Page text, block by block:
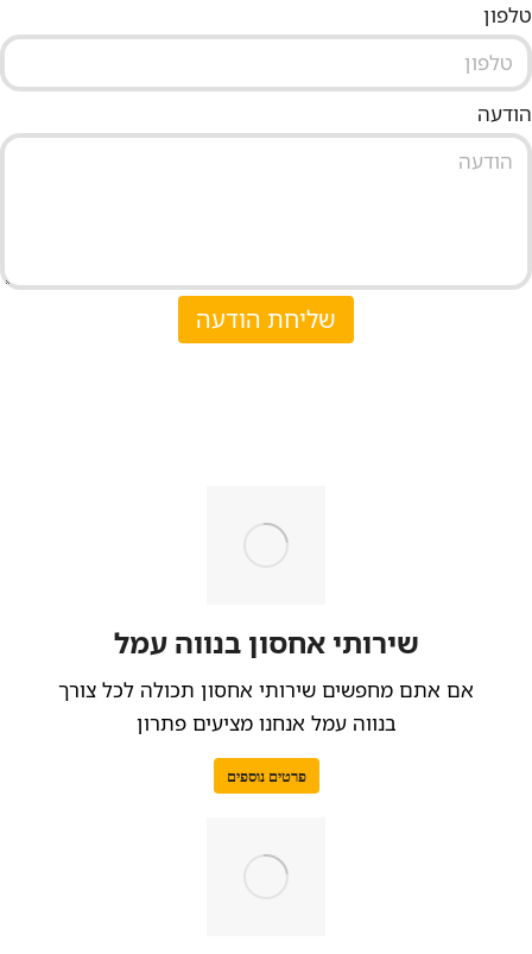
טלפון
הודעה
שליחת הודעה
שירותי אחסון בנווה עמל
אם אתם מחפשים שירותי אחסון תכולה לכל צורך
בנווה עמל אנחנו מציעים פתרון
פרטים נוספים